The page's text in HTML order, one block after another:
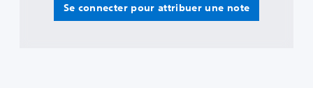
Se connecter pour attribuer une note